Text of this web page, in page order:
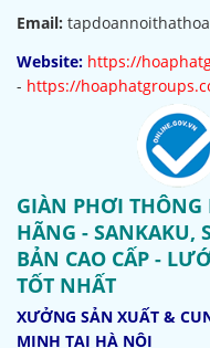
Email:
Website: https://
- https://
GIÀN PHƠI
HÃNG - SANKAKU,
BẢN CAO CẤP -
TỐT NHẤT
XƯỞNG SẢN XUẤT &
MINH TẠI HÀ NỘI